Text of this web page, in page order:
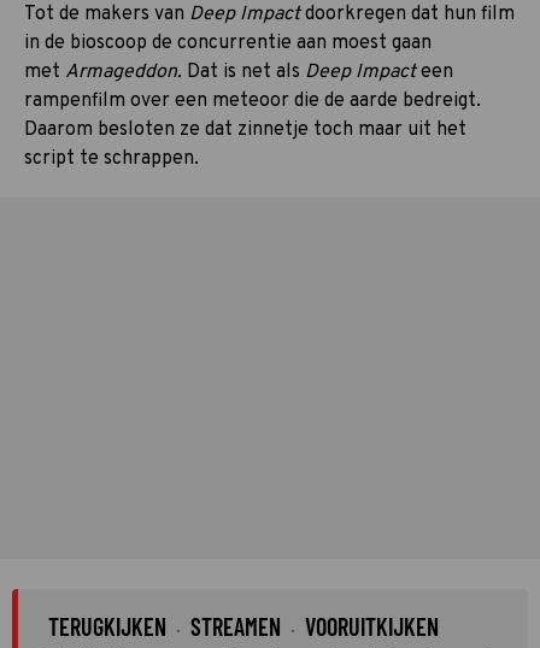
Tot de makers van Deep Impactdoorkregen dat hun film
in de bioscoop de concurrentie aan moest gaan
met Armageddon. Dat is net als Deep Impacteen
rampenfilm over een meteoor die de aarde bedreigt.
Daarom besloten ze dat zinnetje toch maar uit het
script te schrappen.
TERUGKIJKEN · STREAMEN · VOORUITKIJKEN